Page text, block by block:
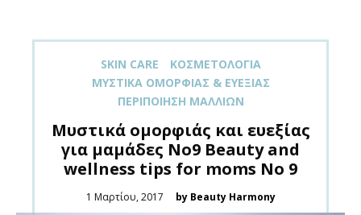
SKIN CARE
ΚΟΣΜΕΤΟΛΟΓΊΑ
ΜΥΣΤΙΚΆ ΟΜΟΡΦΙΆΣ & ΕΥΕΞΊΑΣ
ΠΕΡΙΠΟΊΗΣΗ ΜΑΛΛΙΏΝ
Μυστικά ομορφιάς και ευεξίας
για μαμάδες Νο9 Beauty and
wellness tips for moms No 9
Posted
1 Μαρτίου, 2017 by Beauty Harmony